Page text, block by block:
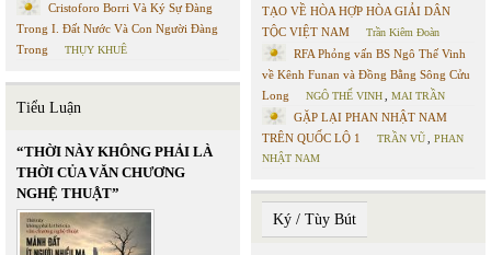
Cristoforo Borri Và Ký Sự Đàng
Trong I. Đất Nước Và Con Người Đàng
Trong
THỤY KHUÊ
Tiểu Luận
“THỜI NÀY KHÔNG PHẢI LÀ
THỜI CỦA VĂN CHƯƠNG
NGHỆ THUẬT”
TẠO VỀ HÒA HỢP HÒA GIẢI DÂN
TỘC VIỆT NAM
Trần Kiêm Đoàn
RFA Phỏng vấn BS Ngô Thế Vinh
về Kênh Funan và Đồng Bằng Sông Cửu
Long
NGÔ THẾ VINH, MAI TRẦN
GẶP LẠI PHAN NHẬT NAM
TRÊN QUỐC LỘ 1
TRẦN VŨ, PHAN
NHẬT NAM
Ký / Tùy Bút